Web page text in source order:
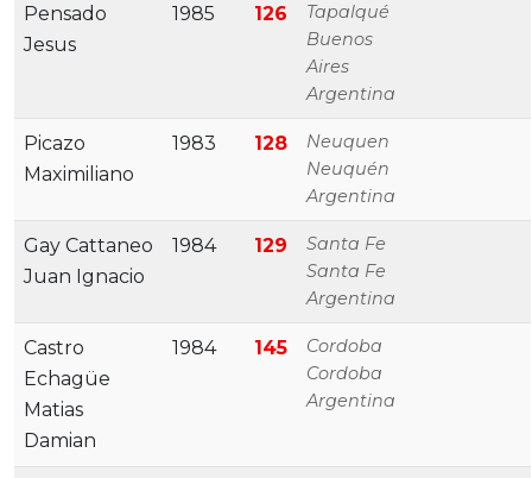
Pensado
Jesus
1985 126
Tapalqué
Buenos
Aires
Argentina
Picazo
Maximiliano
1983 128
Neuquen
Neuquén
Argentina
Gay Cattaneo
Juan Ignacio
1984 129
Santa Fe
Santa Fe
Argentina
Castro
Echagüe
Matias
Damian
1984 145
Cordoba
Cordoba
Argentina